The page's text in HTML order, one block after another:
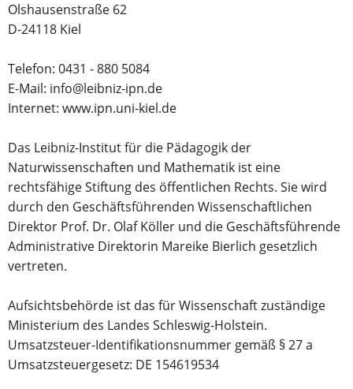
Olshausenstraße 62
D-24118 Kiel
Telefon: 0431 - 880 5084
E-Mail: info@leibniz-ipn.de
Internet: www.ipn.uni-kiel.de
Das Leibniz-Institut für die Pädagogik der
Naturwissenschaften und Mathematik ist eine
rechtsfähige Stiftung des öffentlichen Rechts. Sie wird
durch den Geschäftsführenden Wissenschaftlichen
Direktor Prof. Dr. Olaf Köller und die Geschäftsführende
Administrative Direktorin Mareike Bierlich gesetzlich
vertreten.
Aufsichtsbehörde ist das für Wissenschaft zuständige
Ministerium des Landes Schleswig-Holstein.
Umsatzsteuer-Identifikationsnummer gemäß § 27 a
Umsatzsteuergesetz: DE 154619534